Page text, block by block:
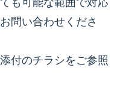
問い合わせくださ
付のチラシをご参照